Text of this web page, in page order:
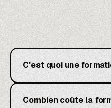
C'est quoi une
Combien coûte la